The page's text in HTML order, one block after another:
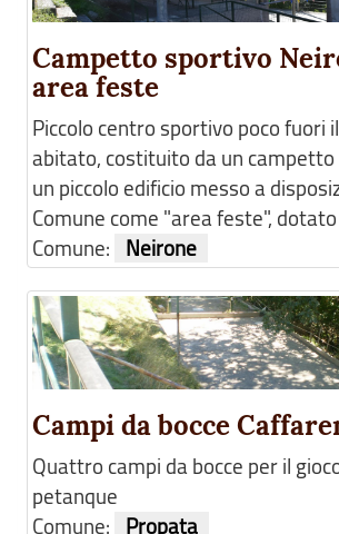
Campetto sportivo
area feste
Piccolo centro sportivo poco fuori
abitato, costituito da un campetto
un piccolo edificio messo a
Comune come "area feste", dotato
Comune:
Neirone
Campi da bocce
Quattro campi da bocce per il
petanque
Comune:
Propata